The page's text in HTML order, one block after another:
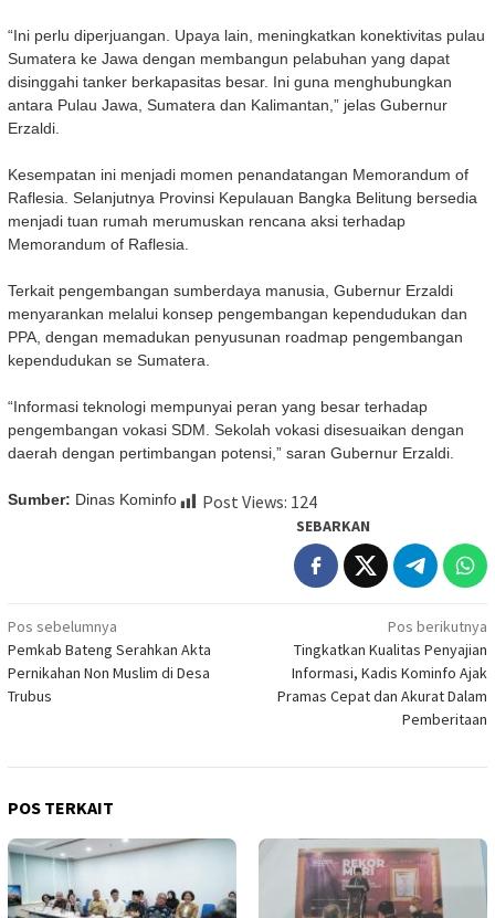
“Ini perlu diperjuangan. Upaya lain, meningkatkan konektivitas pulau
Sumatera ke Jawa dengan membangun pelabuhan yang dapat
disinggahi tanker berkapasitas besar. Ini guna menghubungkan
antara Pulau Jawa, Sumatera dan Kalimantan,” jelas Gubernur
Erzaldi.
Kesempatan ini menjadi momen penandatangan Memorandum of
Raflesia. Selanjutnya Provinsi Kepulauan Bangka Belitung bersedia
menjadi tuan rumah merumuskan rencana aksi terhadap
Memorandum of Raflesia.
Terkait pengembangan sumberdaya manusia, Gubernur Erzaldi
menyarankan melalui konsep pengembangan kependudukan dan
PPA, dengan memadukan penyusunan roadmap pengembangan
kependudukan se Sumatera.
“Informasi teknologi mempunyai peran yang besar terhadap
pengembangan vokasi SDM. Sekolah vokasi disesuaikan dengan
daerah dengan pertimbangan potensi,” saran Gubernur Erzaldi.
Sumber: Dinas Kominfo Post Views: 124
SEBARKAN
Navigasi
pos
Pos sebelumnya
Pemkab Bateng Serahkan Akta
Pernikahan Non Muslim di Desa
Trubus
Pos berikutnya
Tingkatkan Kualitas Penyajian
Informasi, Kadis Kominfo Ajak
Pramas Cepat dan Akurat Dalam
Pemberitaan
POS TERKAIT